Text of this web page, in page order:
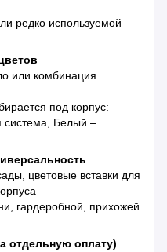
редко используемой
или комбинация
под корпус:
система, Белый –
цветовые вставки для
гардеробной, прихожей
отдельную оплату)